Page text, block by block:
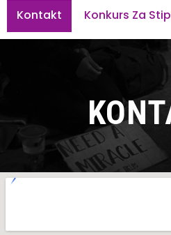
Kontakt Konkurs Za